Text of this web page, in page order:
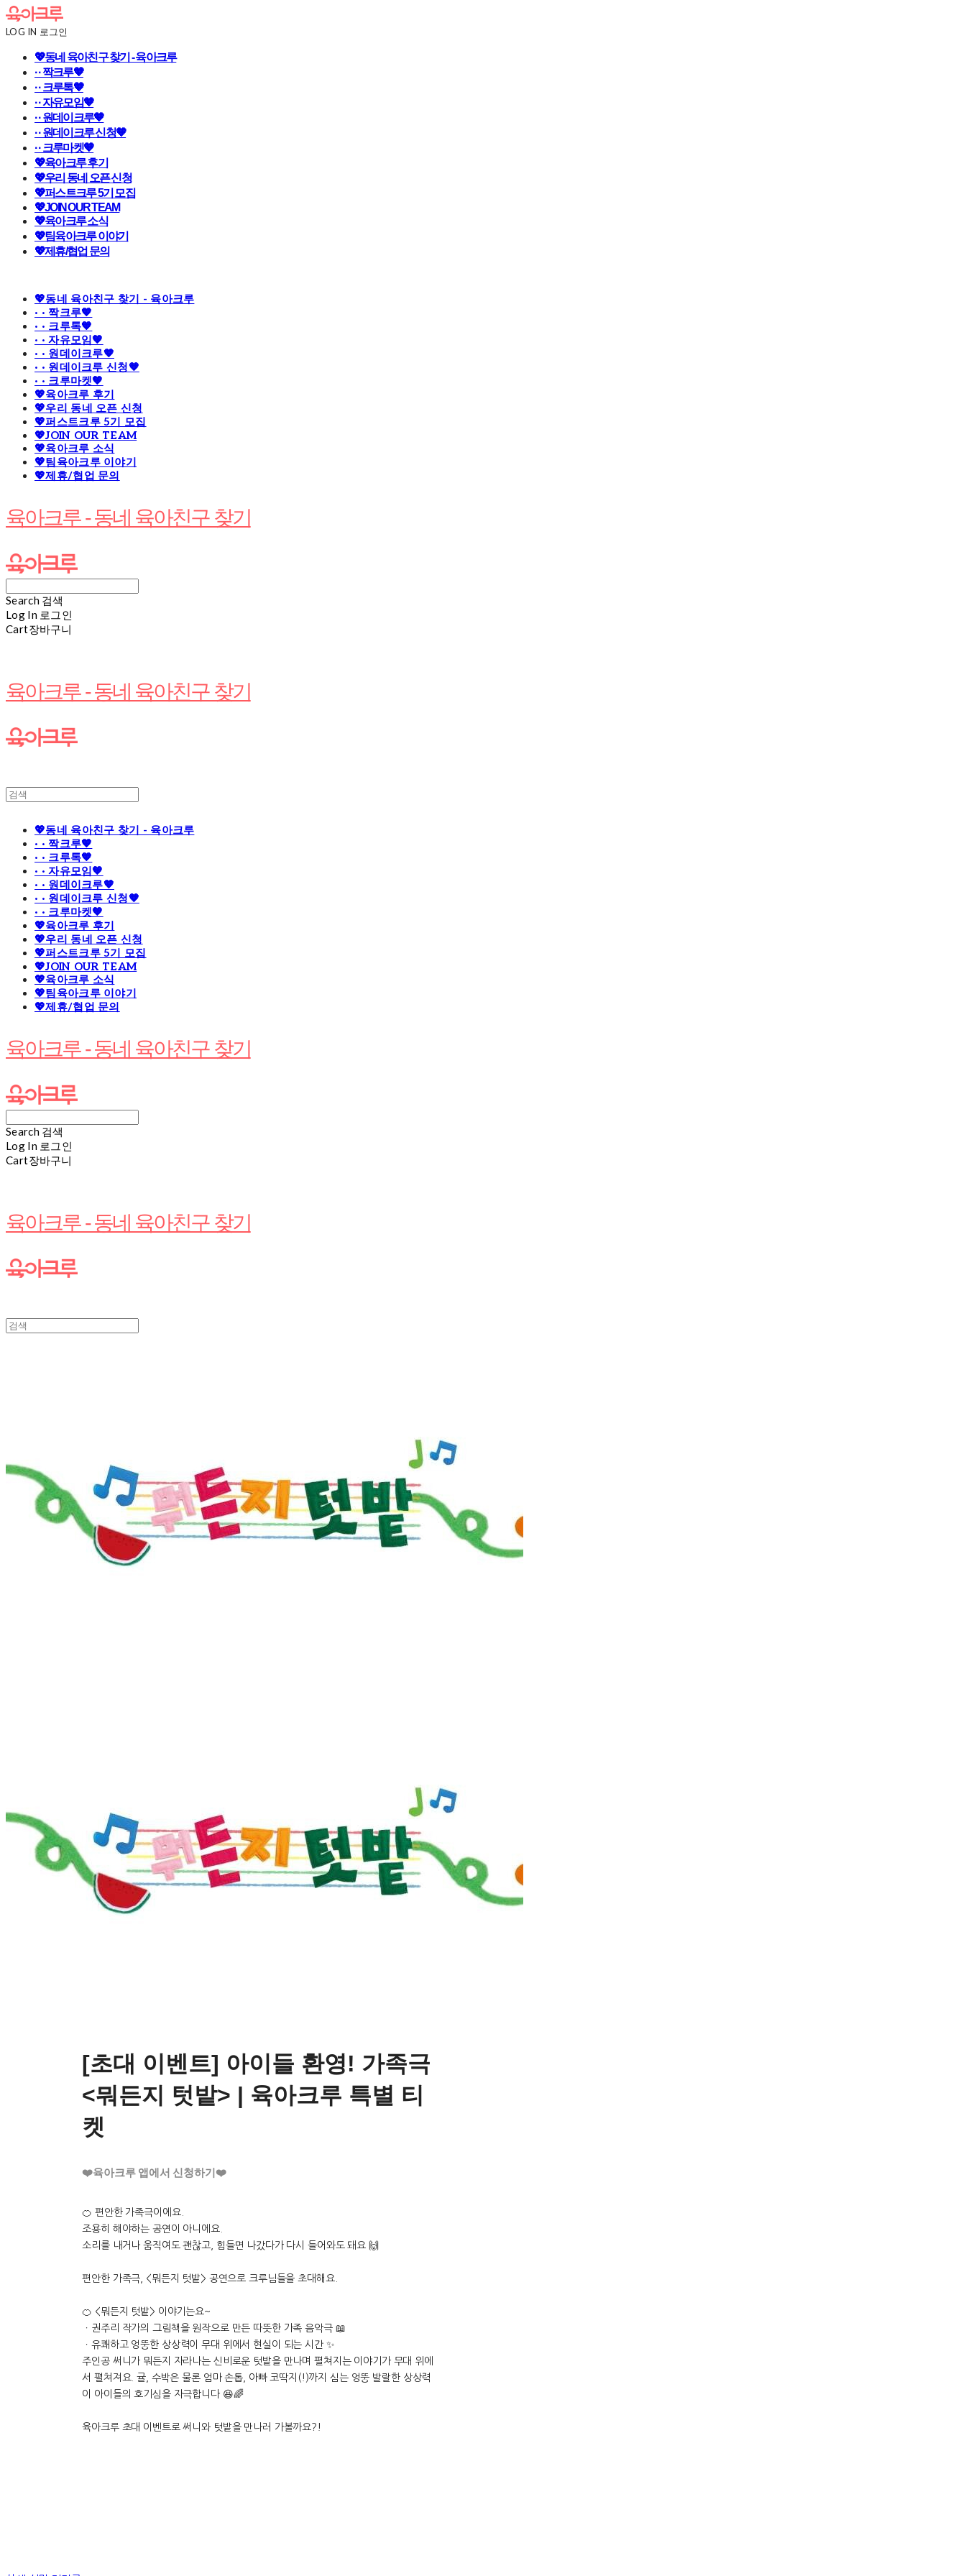
LOG IN 로그인
💖동네 육아친구 찾기 - 육아크루
· · 짝크루🧡
· · 크루톡🧡
· · 자유모임🧡
· · 원데이크루🧡
· · 원데이크루 신청🧡
· · 크루마켓🧡
💖육아크루 후기
💖우리 동네 오픈 신청
💖퍼스트크루 5기 모집
💖JOIN OUR TEAM
💖육아크루 소식
💖팀육아크루 이야기
💖제휴/협업 문의
💖동네 육아친구 찾기 - 육아크루
· · 짝크루🧡
· · 크루톡🧡
· · 자유모임🧡
· · 원데이크루🧡
· · 원데이크루 신청🧡
· · 크루마켓🧡
💖육아크루 후기
💖우리 동네 오픈 신청
💖퍼스트크루 5기 모집
💖JOIN OUR TEAM
💖육아크루 소식
💖팀육아크루 이야기
💖제휴/협업 문의
육아크루 - 동네 육아친구 찾기
Search 검색
Log In 로그인
Cart장바구니
육아크루 - 동네 육아친구 찾기
💖동네 육아친구 찾기 - 육아크루
· · 짝크루🧡
· · 크루톡🧡
· · 자유모임🧡
· · 원데이크루🧡
· · 원데이크루 신청🧡
· · 크루마켓🧡
💖육아크루 후기
💖우리 동네 오픈 신청
💖퍼스트크루 5기 모집
💖JOIN OUR TEAM
💖육아크루 소식
💖팀육아크루 이야기
💖제휴/협업 문의
육아크루 - 동네 육아친구 찾기
Search 검색
Log In 로그인
Cart장바구니
육아크루 - 동네 육아친구 찾기
[초대 이벤트] 아이들 환영! 가족극
<뭐든지 텃밭> | 육아크루 특별 티
켓
❤️육아크루 앱에서 신청하기❤️
🍊 편안한 가족극이에요.
조용히 해야하는 공연이 아니에요.
소리를 내거나 움직여도 괜찮고, 힘들면 나갔다가 다시 들어와도 돼요 🙌
편안한 가족극, <뭐든지 텃밭> 공연으로 크루님들을 초대해요.
🍊 <뭐든지 텃밭> 이야기는요~
ㆍ권주리 작가의 그림책을 원작으로 만든 따뜻한 가족 음악극 📖
ㆍ유쾌하고 엉뚱한 상상력이 무대 위에서 현실이 되는 시간 ✨
주인공 써니가 뭐든지 자라나는 신비로운 텃밭을 만나며 펼쳐지는 이야기가 무대 위에
서 펼쳐져요. 귤, 수박은 물론 엄마 손톱, 아빠 코딱지(!)까지 심는 엉뚱 발랄한 상상력
이 아이들의 호기심을 자극합니다 😆🌈
육아크루 초대 이벤트로 써니와 텃밭을 만나러 가볼까요?!